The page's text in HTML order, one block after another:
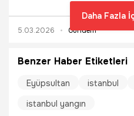
5.03.2026 Gündem
Daha Fazla
Benzer Haber Etiketleri
Eyüpsultan istanbul
istanbul yangın